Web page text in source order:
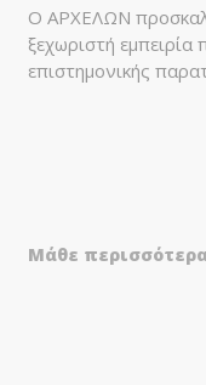
Ο ΑΡΧΕΛΩΝ
ξεχωριστή εμπειρία
επιστημονικής
Μάθε